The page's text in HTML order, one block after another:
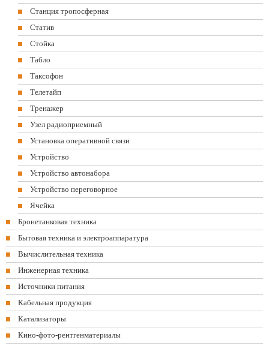
Станция тропосферная
Статив
Стойка
Табло
Таксофон
Телетайп
Тренажер
Узел радиоприемный
Установка оперативной связи
Устройство
Устройство автонабора
Устройство переговорное
Ячейка
Бронетанковая техника
Бытовая техника и электроаппаратура
Вычислительная техника
Инженерная техника
Источники питания
Кабельная продукция
Катализаторы
Кино-фото-рентгенматериалы